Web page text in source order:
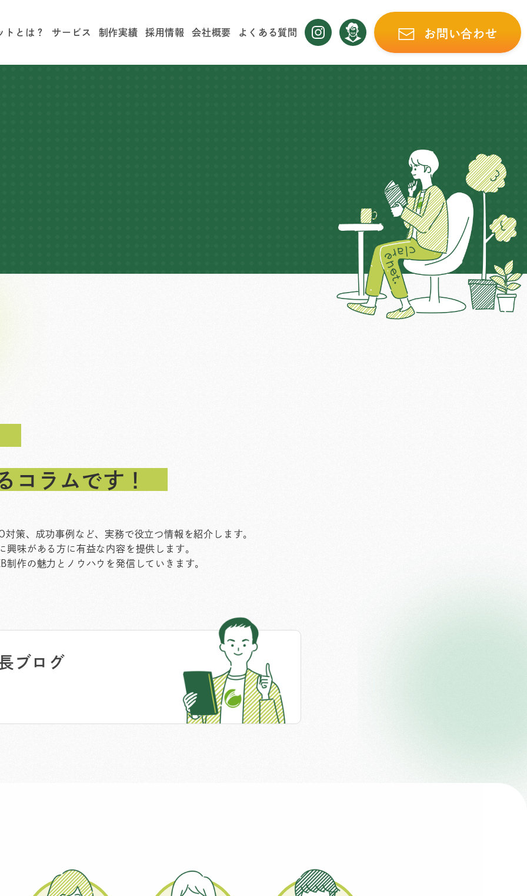
トとは？ サービス 制作実績 採用情報 会社概要 よくある質問 お問い合わせ
コラムです！
策、成功事例など、実務で役立つ情報を紹介します。
味がある方に有益な内容を提供します。
作の魅力とノウハウを発信していきます。
ブログ